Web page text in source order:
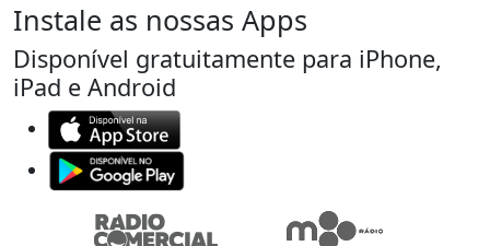
Instale as nossas Apps
Disponível gratuitamente para iPhone,
iPad e Android